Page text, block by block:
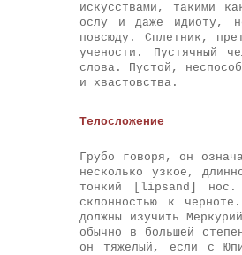
искусствами, такими
ослу и даже идиоту,
повсюду. Сплетник,
учености. Пустячный
слова. Пустой,
и хвастовства.
Телосложение
Грубо говоря, он
несколько узкое,
тонкий [lipsand] нос.
склонностью к
должны изучить
обычно в большей
он тяжелый, если с